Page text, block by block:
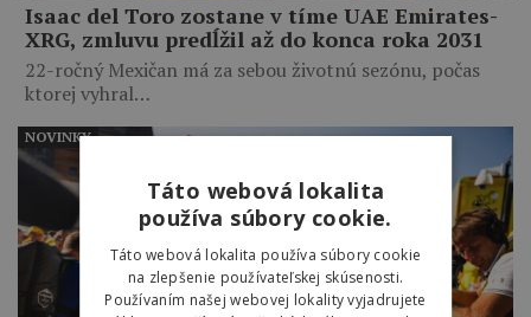
Isaac del Toro zostane v tíme UAE Emirates-
XRG, zmluvu predĺžil až do konca roka 2031
22-ročný Mexičan má za sebou životnú sezónu, počas
ktorej vyhral…
NOVINKY
Táto webová lokalita
používa súbory cookie.
Táto webová lokalita používa súbory cookie
na zlepšenie používateľskej skúsenosti.
Používaním našej webovej lokality vyjadrujete